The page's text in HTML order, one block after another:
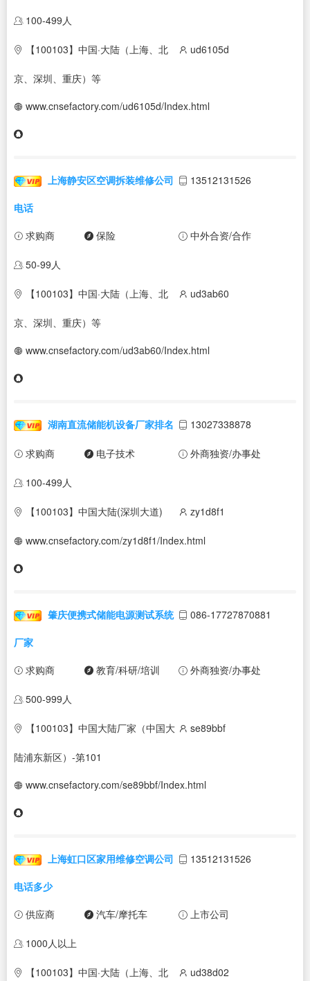
100-499人
【100103】中国·大陆（上海、北
京、深圳、重庆）等
ud6105d
www.cnsefactory.com/ud6105d/Index.html
上海静安区空调拆装维修公司
电话
13512131526
求购商 保险 中外合资/合作
50-99人
【100103】中国·大陆（上海、北
京、深圳、重庆）等
ud3ab60
www.cnsefactory.com/ud3ab60/Index.html
湖南直流储能机设备厂家排名 13027338878
求购商 电子技术 外商独资/办事处
100-499人
【100103】中国大陆(深圳大道) zy1d8f1
www.cnsefactory.com/zy1d8f1/Index.html
肇庆便携式储能电源测试系统
厂家
086-17727870881
求购商 教育/科研/培训 外商独资/办事处
500-999人
【100103】中国大陆厂家（中国大
陆浦东新区）-第101
se89bbf
www.cnsefactory.com/se89bbf/Index.html
上海虹口区家用维修空调公司
电话多少
13512131526
供应商 汽车/摩托车 上市公司
1000人以上
【100103】中国·大陆（上海、北 ud38d02